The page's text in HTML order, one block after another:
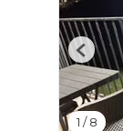
1 /8